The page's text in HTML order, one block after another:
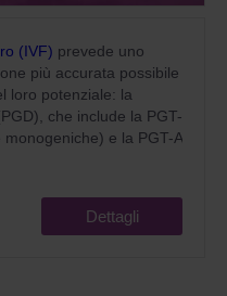
(IVF) prevede uno
più accurata possibile
loro potenziale: la
che include la PGT-
e la PGT-A
Dettagli